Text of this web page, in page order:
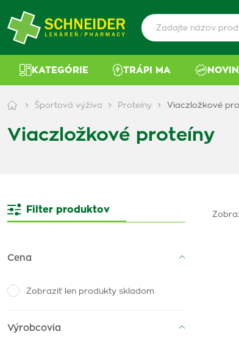
KATEGÓRIE TRÁPI MA
Športová výživa Proteíny Viaczložkové
Viaczložkové proteíny
Filter produktov
Cena
Zobraziť len produkty skladom
Výrobcovia